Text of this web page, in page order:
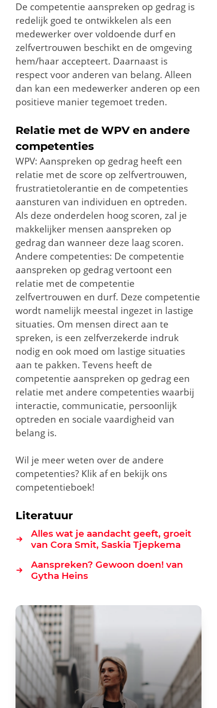
De competentie aanspreken op gedrag is
redelijk goed te ontwikkelen als een
medewerker over voldoende durf en
zelfvertrouwen beschikt en de omgeving
hem/haar accepteert. Daarnaast is
respect voor anderen van belang. Alleen
dan kan een medewerker anderen op een
positieve manier tegemoet treden.
Relatie met de WPV en andere
competenties
WPV: Aanspreken op gedrag heeft een
relatie met de score op zelfvertrouwen,
frustratietolerantie en de competenties
aansturen van individuen en optreden.
Als deze onderdelen hoog scoren, zal je
makkelijker mensen aanspreken op
gedrag dan wanneer deze laag scoren.
Andere competenties: De competentie
aanspreken op gedrag vertoont een
relatie met de competentie
zelfvertrouwen en durf. Deze competentie
wordt namelijk meestal ingezet in lastige
situaties. Om mensen direct aan te
spreken, is een zelfverzekerde indruk
nodig en ook moed om lastige situaties
aan te pakken. Tevens heeft de
competentie aanspreken op gedrag een
relatie met andere competenties waarbij
interactie, communicatie, persoonlijk
optreden en sociale vaardigheid van
belang is.
Wil je meer weten over de andere
competenties? Klik af en bekijk ons
competentieboek!
Literatuur
Alles wat je aandacht geeft, groeit
van Cora Smit, Saskia Tjepkema
Aanspreken? Gewoon doen! van
Gytha Heins